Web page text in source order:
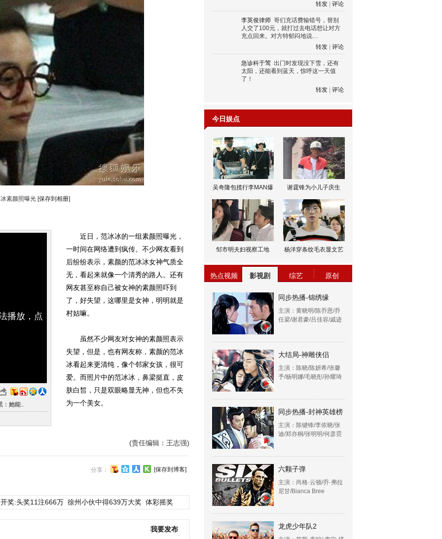
素颜照曝光 [保存到相册]
播放，点
：她能..
近日，范冰冰的一组素颜照曝光，
一时间在网络遭到疯传。不少网友看到
后纷纷表示，素颜的范冰冰女神气质全
无，看起来就像一个清秀的路人。还有
网友甚至称自己被女神的素颜照吓到
了，好失望，这哪里是女神，明明就是
村姑嘛。
虽然不少网友对女神的素颜照表示
失望，但是，也有网友称，素颜的范冰
冰看起来更清纯，像个邻家女孩，很可
爱。而照片中的范冰冰，鼻梁挺直，皮
肤白皙，只是双眼略显无神，但也不失
为一个美女。
(责任编辑：王志强)
分享： [保存到博客]
奖:头奖11注666万 徐州小伙中得639万大奖 体彩摇奖
我要发布
转发
评论
李英俊律师 哥们充话费输错号，替别
人交了100元，就打过去电话想让对方
充点回来。对方特郁闷地说…
转发
评论
急诊科于莺 出门时发现没下雪，还有
太阳，还能看到蓝天，惊呼这一天值
了！
转发
评论
今日娱点
吴奇隆包揽行李MAN爆 谢霆锋为小儿子庆生
邹市明夫妇视察工地 杨洋穿条纹毛衣显文艺
热点视频 影视剧 综艺 原创
同步热播-锦绣缘
主演：黄晓明/陈乔恩/乔
任梁/谢君豪/吕佳容/戚迹
大结局-神雕侠侣
主演：陈晓/陈妍希/张馨
予/杨明娜/毛晓彤/孙耀琦
同步热播-封神英雄榜
主演：陈键锋/李依晓/张
迪/郑亦桐/张明明/何彦霓
六颗子弹
主演：尚格·云顿/乔·弗拉
尼甘/Bianca Bree
龙虎少年队2